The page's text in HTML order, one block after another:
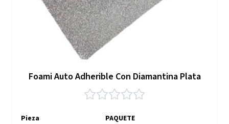
Foami Auto Adherible Con Diamantina Plata
Pieza
PAQUETE